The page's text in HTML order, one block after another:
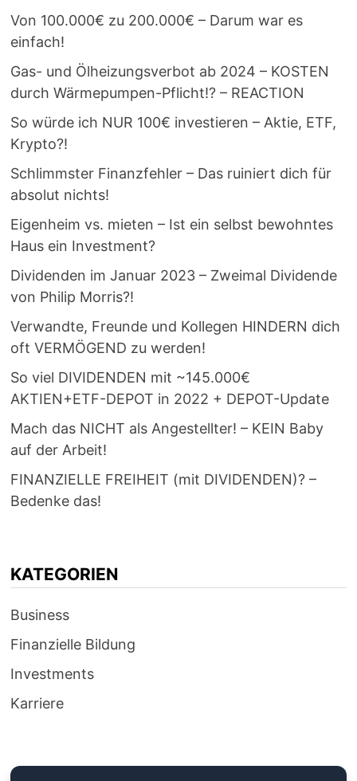
Von 100.000€ zu 200.000€ – Darum war es
einfach!
Gas- und Ölheizungsverbot ab 2024 – KOSTEN
durch Wärmepumpen-Pflicht!? – REACTION
So würde ich NUR 100€ investieren – Aktie, ETF,
Krypto?!
Schlimmster Finanzfehler – Das ruiniert dich für
absolut nichts!
Eigenheim vs. mieten – Ist ein selbst bewohntes
Haus ein Investment?
Dividenden im Januar 2023 – Zweimal Dividende
von Philip Morris?!
Verwandte, Freunde und Kollegen HINDERN dich
oft VERMÖGEND zu werden!
So viel DIVIDENDEN mit ~145.000€
AKTIEN+ETF-DEPOT in 2022 + DEPOT-Update
Mach das NICHT als Angestellter! – KEIN Baby
auf der Arbeit!
FINANZIELLE FREIHEIT (mit DIVIDENDEN)? –
Bedenke das!
KATEGORIEN
Business
Finanzielle Bildung
Investments
Karriere